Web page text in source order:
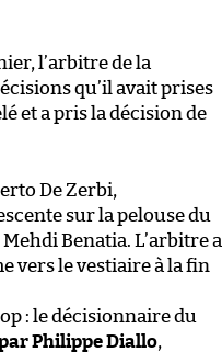
l’arbitre de la
qu’il avait prises
et a pris la décision de
De Zerbi,
sur la pelouse du
Benatia. L’arbitre a
vers le vestiaire à la fin
: le décisionnaire du
Philippe Diallo,